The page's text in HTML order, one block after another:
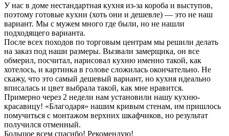
У нас в доме нестандартная кухня из-за короба и выступов,
поэтому готовые кухни (хоть они и дешевле) — это не наш
вариант. Мы с мужем много где были, но не нашли
подходящего варианта.
После всех походов по торговым центрам мы решили делать
на заказ под наши размеры. Вызвали замерщика, он все
обмерил, посчитал, нарисовал кухню именно такой, как
хотелось, и картинка в голове сложилась окончательно. Не
скажу, что это самый дешевый вариант, но кухня идеально
вписалась и цвет выбрала такой, как мне нравится.
Примерно через 2 недели нам установили нашу кухню-
красавицу! «Благодаря» нашим кривым стенам, им пришлось
помучиться с монтажом верхних шкафчиков, но результат
получился отменный.
Большое всем спасибо! Рекомендую!